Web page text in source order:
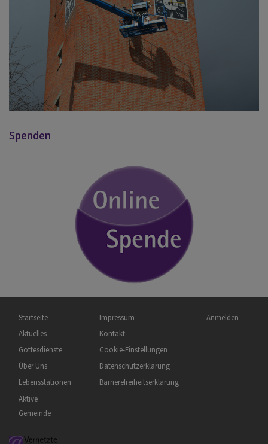
Spenden
Hauptnavigation
Startseite
Aktuelles
Gottesdienste
Über Uns
Lebensstationen
Aktive
Gemeinde
Fußbereichsmenü
Impressum
Kontakt
Cookie-Einstellungen
Datenschutzerklärung
Barrierefreiheitserklärung
Benutzermenü
Anmelden